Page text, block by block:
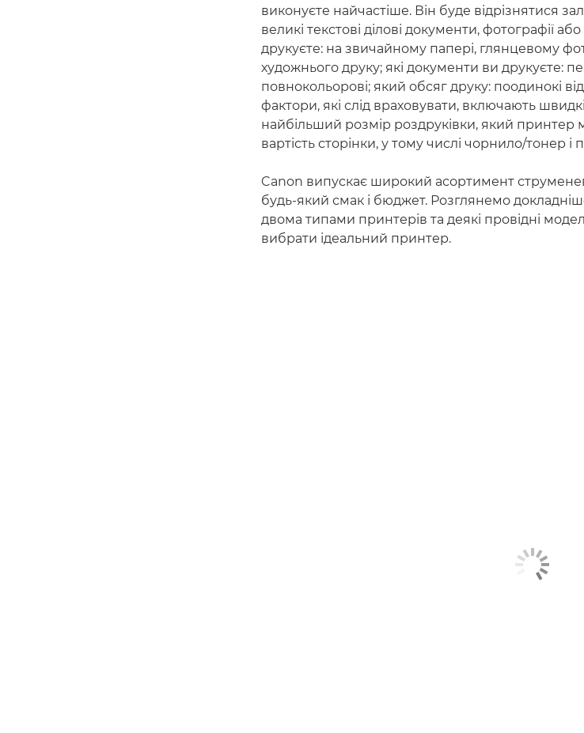
виконуєте найчастіше. Він буде відрізнятися
великі текстові ділові документи, фотографії
друкуєте: на звичайному папері, глянцевому
художнього друку; які документи ви друкуєте:
повнокольорові; який обсяг друку: поодинокі
фактори, які слід враховувати, включають
найбільший розмір роздруківки, який принтер
вартість сторінки, у тому числі чорнило/тонер і
Canon випускає широкий асортимент
будь-який смак і бюджет. Розглянемо
двома типами принтерів та деякі провідні
вибрати ідеальний принтер.